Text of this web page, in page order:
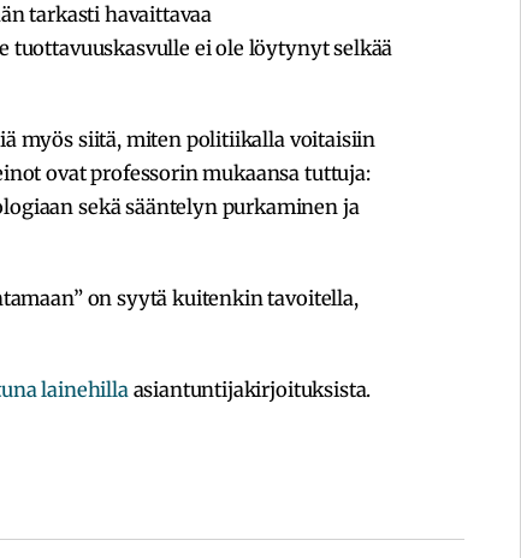
tarkasti havaittavaa
ei ole löytynyt selkää
myös siitä, miten politiikalla voitaisiin
ovat professorin mukaansa tuttuja:
sekä sääntelyn purkaminen ja
on syytä kuitenkin tavoitella,
lainehilla asiantuntijakirjoituksista.